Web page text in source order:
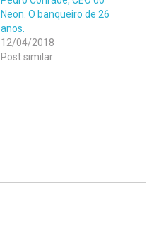
Neon. O banqueiro de 26
anos.
12/04/2018
Post similar